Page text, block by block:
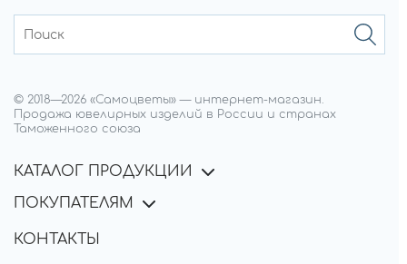
© 2018—2026 «Самоцветы» — интернет-магазин.
Продажа ювелирных изделий в России и странах
Таможенного союза
КАТАЛОГ ПРОДУКЦИИ
ПОКУПАТЕЛЯМ
КОНТАКТЫ